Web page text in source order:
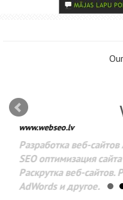
www.webseo.lv
Разработка веб-сайтов
SEO оптимизация сайта
Раскрутка веб-сайтов.
AdWords и другое.